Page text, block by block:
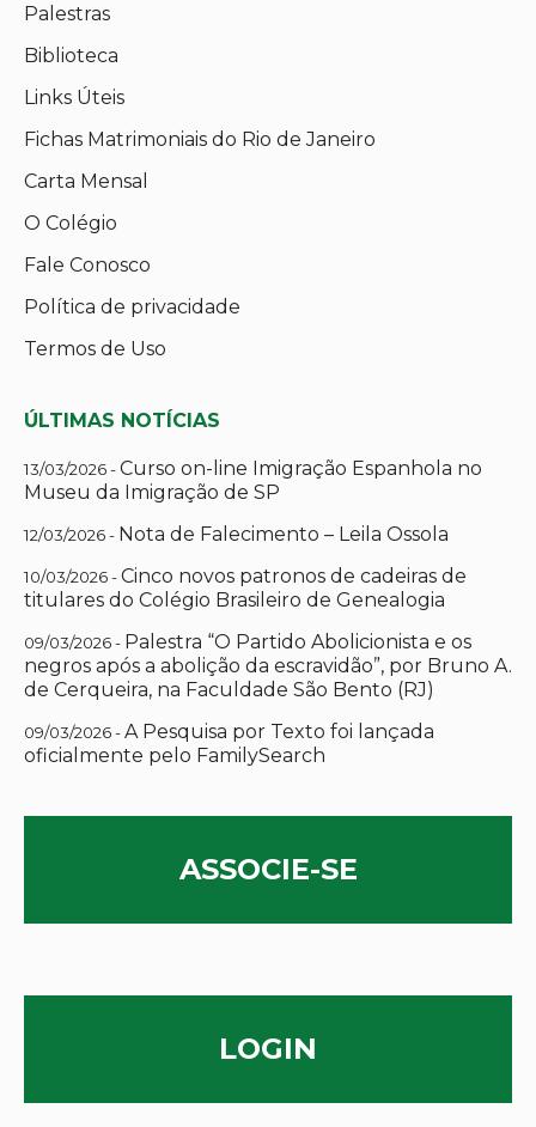
Palestras
Biblioteca
Links Úteis
Fichas Matrimoniais do Rio de Janeiro
Carta Mensal
O Colégio
Fale Conosco
Política de privacidade
Termos de Uso
ÚLTIMAS NOTÍCIAS
13/03/2026 -Curso on-line Imigração Espanhola no
Museu da Imigração de SP
12/03/2026 - Nota de Falecimento – Leila Ossola
10/03/2026 -Cinco novos patronos de cadeiras de
titulares do Colégio Brasileiro de Genealogia
09/03/2026 - Palestra “O Partido Abolicionista e os
negros após a abolição da escravidão”, por Bruno A.
de Cerqueira, na Faculdade São Bento (RJ)
09/03/2026 -A Pesquisa por Texto foi lançada
oficialmente pelo FamilySearch
ASSOCIE-SE
LOGIN